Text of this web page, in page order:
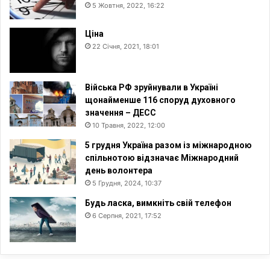
5 Жовтня, 2022, 16:22
Ціна
22 Січня, 2021, 18:01
Війська РФ зруйнували в Україні
щонайменше 116 споруд духовного
значення – ДЕСС
10 Травня, 2022, 12:00
5 грудня Україна разом із міжнародною
спільнотою відзначає Міжнародний
день волонтера
5 Грудня, 2024, 10:37
Будь ласка, вимкніть свій телефон
6 Серпня, 2021, 17:52